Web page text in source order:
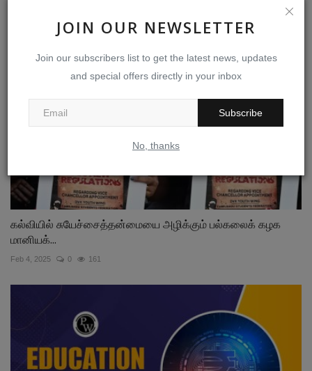
JOIN OUR NEWSLETTER
Join our subscribers list to get the latest news, updates
and special offers directly in your inbox
Subscribe
No, thanks
கல்வியில் சுயேச்சைத்தன்மையை அழிக்கும் பல்கலைக் கழக
மானியக்...
Feb 4, 2025 0 161